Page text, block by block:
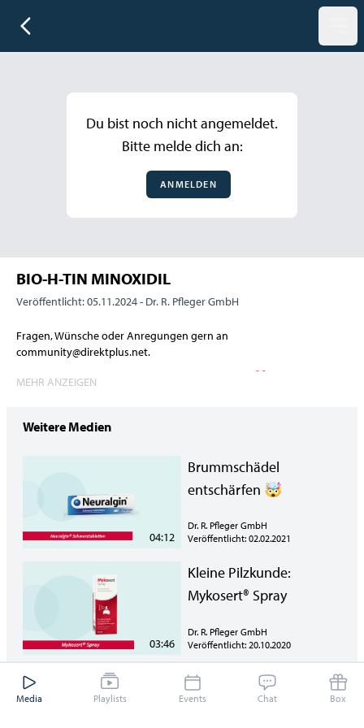
Du bist noch nicht angemeldet.
Bitte melde dich an:
ANMELDEN
BIO-H-TIN MINOXIDIL
Veröffentlicht: 05.11.2024 - Dr. R. Pfleger GmbH
Fragen, Wünsche oder Anregungen gern an
community@direktplus.net.
Wenn euch der Beitrag gefällt, dann lasst uns ein ❤️ da!
MEHR ANZEIGEN
Weitere Medien
04:12
Brummschädel
entschärfen 🤯
Dr. R. Pfleger GmbH
Veröffentlicht: 02.02.2021
03:46
Kleine Pilzkunde:
Mykosert® Spray
Dr. R. Pfleger GmbH
Veröffentlicht: 20.10.2020
MINOXIDIL FÜR MÄNNER
Media Playlists Events Chat Box